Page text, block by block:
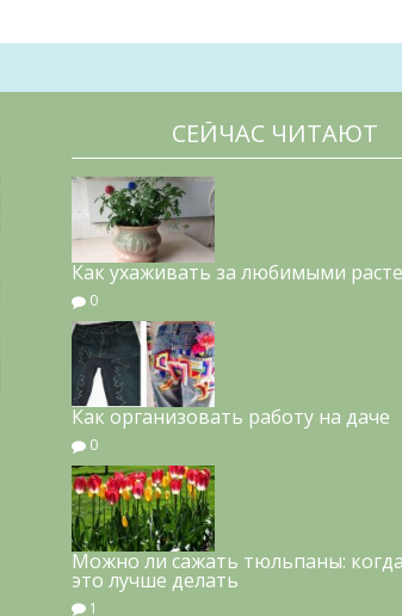
СЕЙЧАС ЧИТАЮТ
Как ухаживать за любимыми
0
Как организовать работу на даче
0
Можно ли сажать тюльпаны:
это лучше делать
1